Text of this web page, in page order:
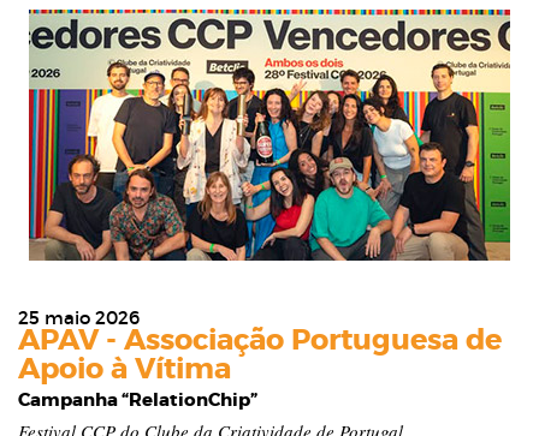
25 maio 2026
APAV - Associação Portuguesa de
Apoio à Vítima
Campanha “RelationChip”
Festival CCP do Clube da Criatividade de Portugal